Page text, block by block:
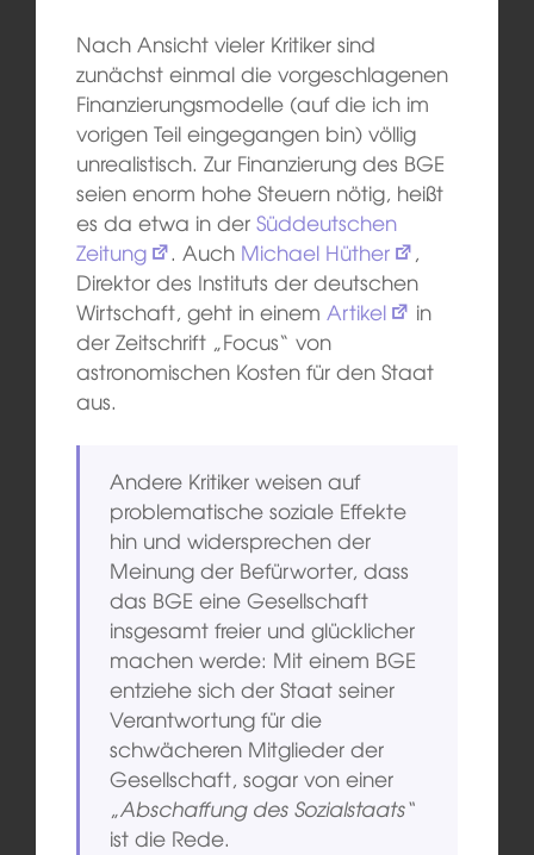
Nach Ansicht vieler Kritiker sind
zunächst einmal die vorgeschlagenen
Finanzierungsmodelle (auf die ich im
vorigen Teil eingegangen bin) völlig
unrealistisch. Zur Finanzierung des BGE
seien enorm hohe Steuern nötig, heißt
es da etwa in der Süddeutschen
Zeitung
. Auch Michael Hüther
,
Direktor des Instituts der deutschen
Wirtschaft, geht in einem Artikel
in
der Zeitschrift „Focus“ von
astronomischen Kosten für den Staat
aus.
Andere Kritiker weisen auf
problematische soziale Effekte
hin und widersprechen der
Meinung der Befürworter, dass
das BGE eine Gesellschaft
insgesamt freier und glücklicher
machen werde: Mit einem BGE
entziehe sich der Staat seiner
Verantwortung für die
schwächeren Mitglieder der
Gesellschaft, sogar von einer
„Abschaffung des Sozialstaats“
ist die Rede.